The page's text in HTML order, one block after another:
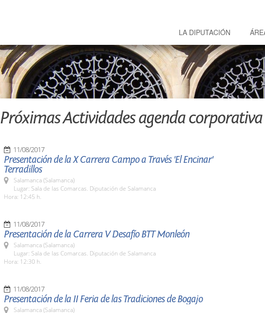
LA DIPUTACIÓN
Próximas Actividades agenda corporativa
11/08/2017
Presentación de la X Carrera Campo a Través 'El Encinar'
Terradillos
Salamanca (Salamanca)
Lugar: Sala de las Comarcas. Diputación de Salamanca
Hora: 12:45 h.
11/08/2017
Presentación de la Carrera V Desafío BTT Monleón
Salamanca (Salamanca)
Lugar: Sala de las Comarcas. Diputación de Salamanca
Hora: 12:30 h.
11/08/2017
Presentación de la II Feria de las Tradiciones de Bogajo
Salamanca (Salamanca)